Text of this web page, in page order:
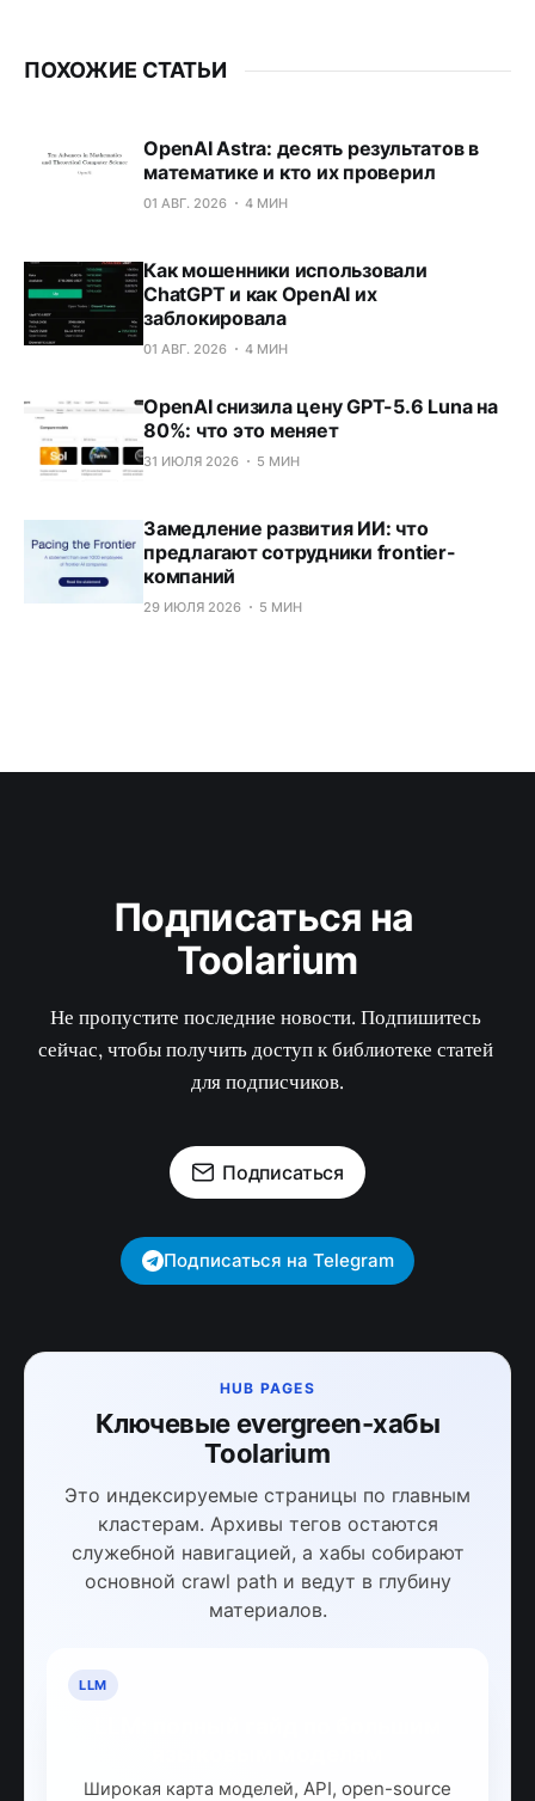
ПОХОЖИЕ СТАТЬИ
OpenAI Astra: десять результатов в
математике и кто их проверил
01 АВГ. 2026 4 МИН
Как мошенники использовали
ChatGPT и как OpenAI их
заблокировала
01 АВГ. 2026 4 МИН
OpenAI снизила цену GPT-5.6 Luna на
80%: что это меняет
31 ИЮЛЯ 2026 5 МИН
Замедление развития ИИ: что
предлагают сотрудники frontier-
компаний
29 ИЮЛЯ 2026 5 МИН
Подписаться на
Toolarium
Не пропустите последние новости. Подпишитесь
сейчас, чтобы получить доступ к библиотеке статей
для подписчиков.
Подписаться
Подписаться на Telegram
HUB PAGES
Ключевые evergreen-хабы
Toolarium
Это индексируемые страницы по главным
кластерам. Архивы тегов остаются
служебной навигацией, а хабы собирают
основной crawl path и ведут в глубину
материалов.
LLM
Широкая карта моделей, API, open-source